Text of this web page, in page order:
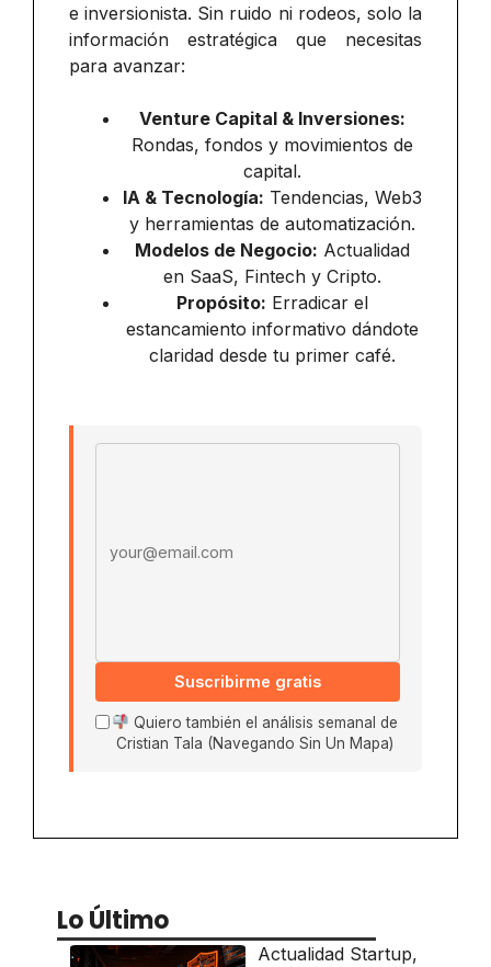
e inversionista. Sin ruido ni rodeos, solo la
información estratégica que necesitas
para avanzar:
Venture Capital & Inversiones:
Rondas, fondos y movimientos de
capital.
IA & Tecnología: Tendencias, Web3
y herramientas de automatización.
Modelos de Negocio: Actualidad
en SaaS, Fintech y Cripto.
Propósito: Erradicar el
estancamiento informativo dándote
claridad desde tu primer café.
Suscribirme gratis
Quiero también el análisis semanal de
Cristian Tala (Navegando Sin Un Mapa)
Lo Último
Actualidad Startup,